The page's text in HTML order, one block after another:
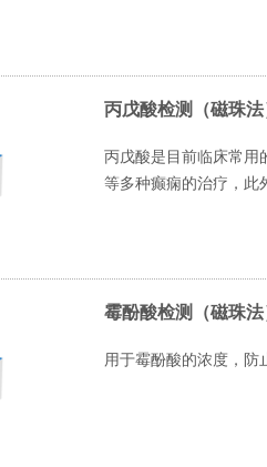
丙戊酸检测（磁珠法
丙戊酸是目前临床常用
等多种癫痫的治疗，此
霉酚酸检测（磁珠法
用于霉酚酸的浓度，防